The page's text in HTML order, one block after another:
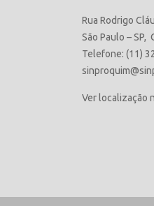
Rua Rodrigo
São Paulo – SP,
Telefone: (11)
Ver localização